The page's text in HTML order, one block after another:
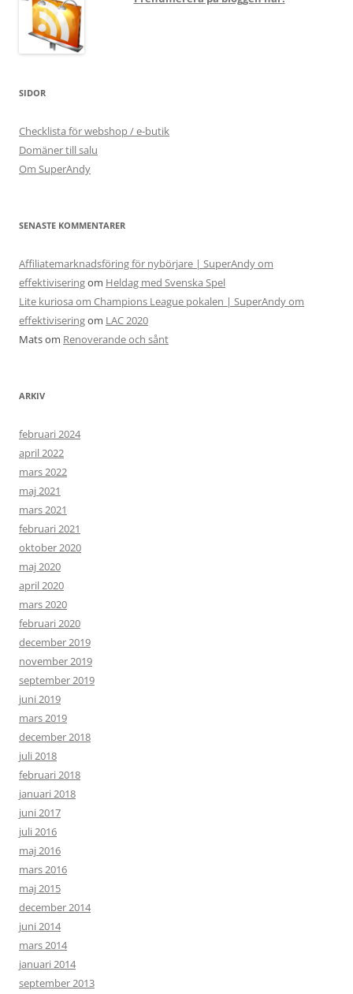
SIDOR
Checklista för webshop / e-butik
Domäner till salu
Om SuperAndy
SENASTE KOMMENTARER
Affiliatemarknadsföring för nybörjare | SuperAndy om
effektiviseringom Heldag med Svenska Spel
Lite kuriosa om Champions League pokalen | SuperAndy om
effektiviseringom LAC 2020
Matsom Renoverande och sånt
ARKIV
februari 2024
april 2022
mars 2022
maj 2021
mars 2021
februari 2021
oktober 2020
maj 2020
april 2020
mars 2020
februari 2020
december 2019
november 2019
september 2019
juni 2019
mars 2019
december 2018
juli 2018
februari 2018
januari 2018
juni 2017
juli 2016
maj 2016
mars 2016
maj 2015
december 2014
juni 2014
mars 2014
januari 2014
september 2013